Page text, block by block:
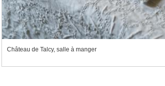
Château de Talcy, salle à manger